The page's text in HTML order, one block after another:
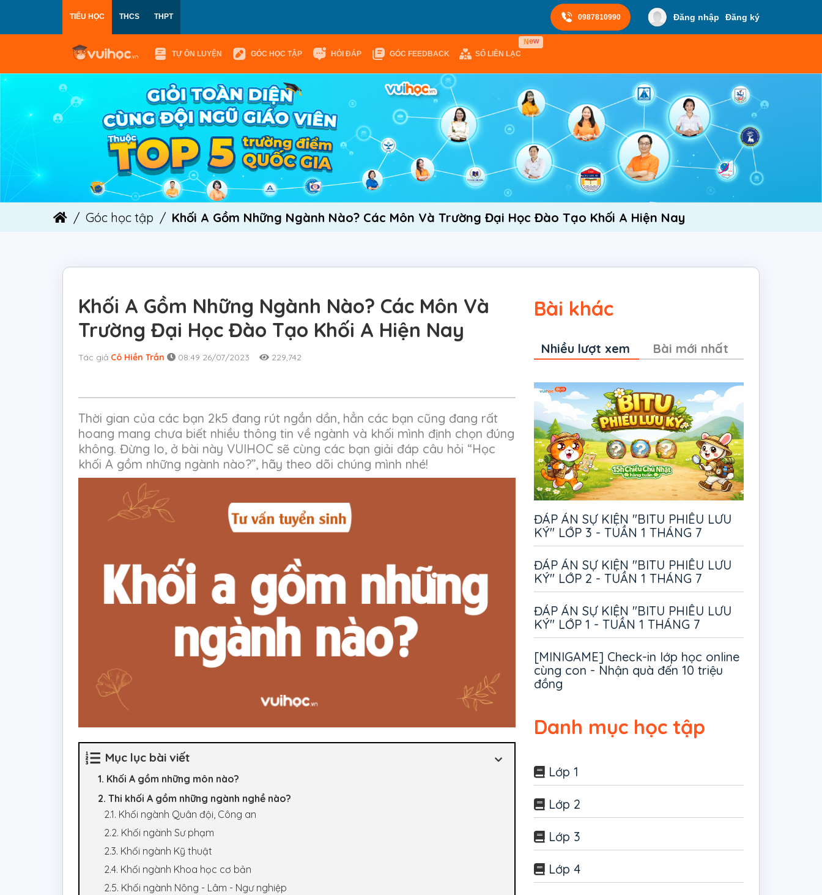
TIỂU HỌC THCS THPT 0987810990 Đăng nhập Đăng ký
TỰ ÔN LUYỆN GÓC HỌC TẬP HỎI ĐÁP GÓC FEEDBACK SỔ LIÊN LẠC
New
Góc học tập Khối A Gồm Những Ngành Nào? Các Môn Và Trường Đại Học Đào Tạo Khối A Hiện Nay
Khối A Gồm Những Ngành Nào? Các Môn Và
Trường Đại Học Đào Tạo Khối A Hiện Nay
Tác giả Cô Hiền Trần 08:49 26/07/2023 229,742
Thời gian của các bạn 2k5 đang rút ngắn dần, hẳn các bạn cũng đang rất
hoang mang chưa biết nhiều thông tin về ngành và khối mình định chọn đúng
không. Đừng lo, ở bài này VUIHOC sẽ cùng các bạn giải đáp câu hỏi “Học
khối A gồm những ngành nào?”, hãy theo dõi chúng mình nhé!
Mục lục bài viết
1. Khối A gồm những môn nào?
2. Thi khối A gồm những ngành nghề nào?
2.1. Khối ngành Quân đội, Công an
2.2. Khối ngành Sư phạm
2.3. Khối ngành Kỹ thuật
2.4. Khối ngành Khoa học cơ bản
2.5. Khối ngành Nông - Lâm - Ngư nghiệp
Bài khác
Nhiều lượt xem Bài mới nhất
ĐÁP ÁN SỰ KIỆN "BITU PHIÊU LƯU
KÝ" LỚP 3 - TUẦN 1 THÁNG 7
ĐÁP ÁN SỰ KIỆN "BITU PHIÊU LƯU
KÝ" LỚP 2 - TUẦN 1 THÁNG 7
ĐÁP ÁN SỰ KIỆN "BITU PHIÊU LƯU
KÝ" LỚP 1 - TUẦN 1 THÁNG 7
[MINIGAME] Check-in lớp học online
cùng con - Nhận quà đến 10 triệu
đồng
Danh mục học tập
Lớp 1
Lớp 2
Lớp 3
Lớp 4